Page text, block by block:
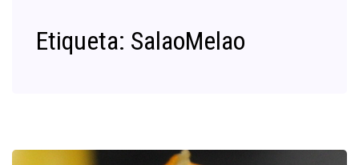
Etiqueta: SalaoMelao